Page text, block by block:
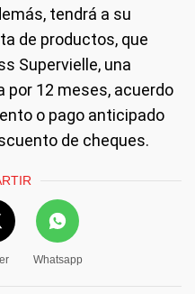
tendrá a su
de productos, que
Supervielle, una
12 meses, acuerdo
o pago anticipado
de cheques.
Whatsapp